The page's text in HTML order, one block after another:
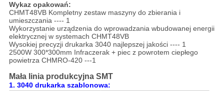
Wykaz opakowań:
CHMT48VB Kompletny zestaw maszyny do zbierania i
umieszczania ---- 1
Wykorzystanie urządzenia do wprowadzania wbudowanej energii
elektrycznej w systemach CHMT48VB
Wysokiej precyzji drukarka 3040 najlepszej jakości ---- 1
2500W 300*300mm Infraczerak + piec z powrotem ciepłego
powietrza CHMRO-420 ---1
Mała linia produkcyjna SMT
1. 3040 drukarka szablonowa: